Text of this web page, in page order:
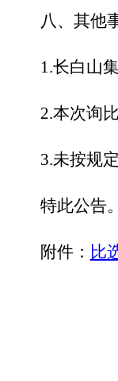
八、 其他
1.长白山
2.本次询
3.未按规
特此公告。
附件： 比